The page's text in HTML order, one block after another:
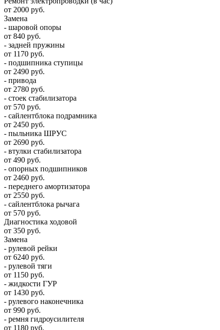
от 2000 руб.
Замена
- шаровой опоры
от 840 руб.
- задней пружины
от 1170 руб.
- подшипника ступицы
от 2490 руб.
- привода
от 2780 руб.
- стоек стабилизатора
от 570 руб.
- сайлентблока подрамника
от 2450 руб.
- пыльника ШРУС
от 2690 руб.
- втулки стабилизатора
от 490 руб.
- опорных подшипников
от 2460 руб.
- переднего амортизатора
от 2550 руб.
- сайлентблока рычага
от 570 руб.
Диагностика ходовой
от 350 руб.
Замена
- рулевой рейки
от 6240 руб.
- рулевой тяги
от 1150 руб.
- жидкости ГУР
от 1430 руб.
- рулевого наконечника
от 990 руб.
- ремня гидроусилителя
от 1180 руб.